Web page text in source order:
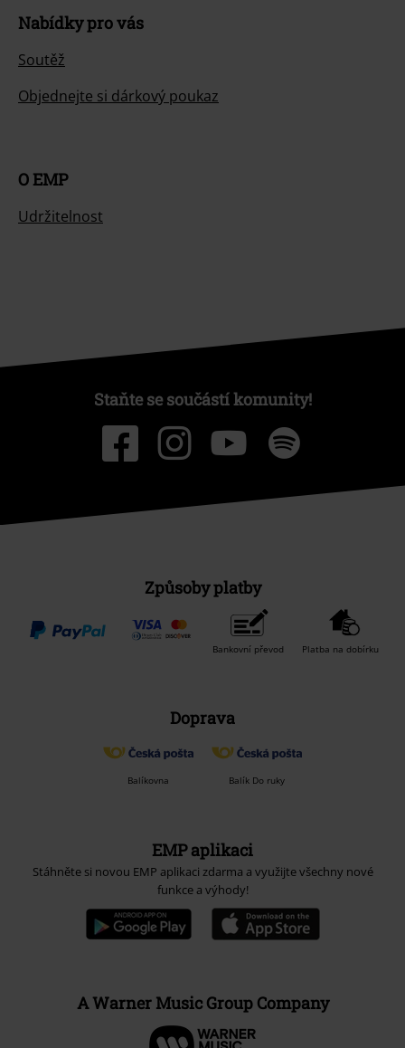
Nabídky pro vás
Soutěž
Objednejte si dárkový poukaz
O EMP
Udržitelnost
Staňte se součástí komunity!
Způsoby platby
Bankovní převod Platba na dobírku
Doprava
Balíkovna Balík Do ruky
EMP aplikaci
Stáhněte si novou EMP aplikaci zdarma a využijte všechny nové
funkce a výhody!
A Warner Music Group Company